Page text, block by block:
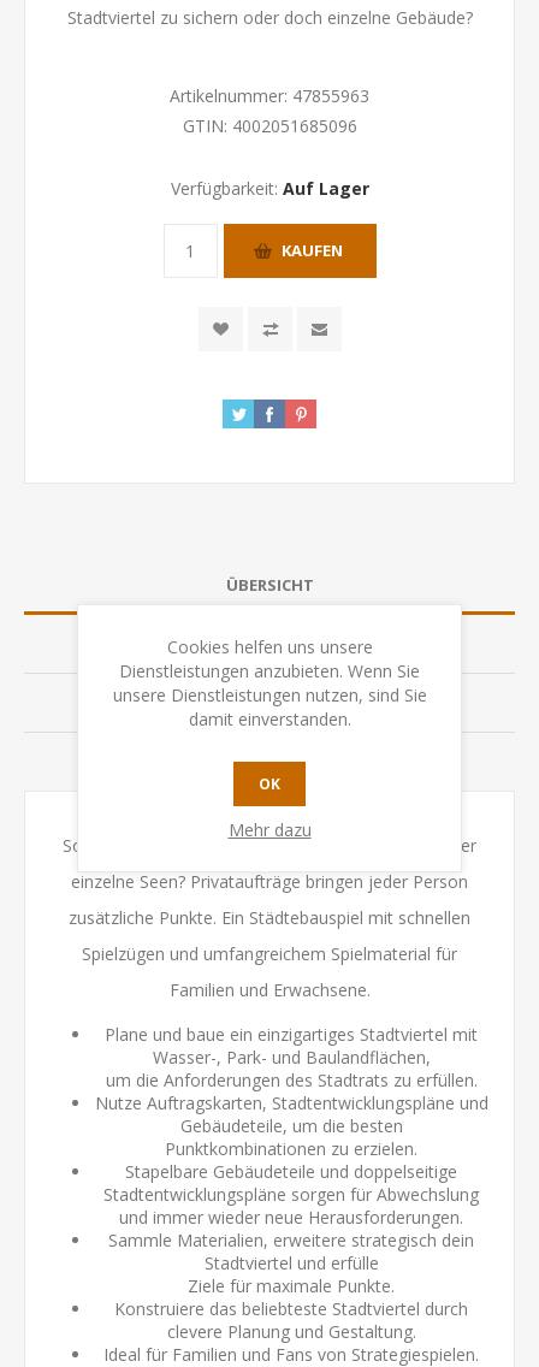
Stadtviertel zu sichern oder doch einzelne Gebäude?
Artikelnummer: 47855963
GTIN: 4002051685096
Verfügbarkeit: Auf Lager
KAUFEN
ÜBERSICHT
SPEZIFIKATION
BEWERTUNGEN
KONTAKTIEREN SIE UNS
Soll ein grosser Park mit Attraktionen entstehen oder
einzelne Seen? Privataufträge bringen jeder Person
zusätzliche Punkte. Ein Städtebauspiel mit schnellen
Spielzügen und umfangreichem Spielmaterial für
Familien und Erwachsene.
Plane und baue ein einzigartiges Stadtviertel mit
Wasser-, Park- und Baulandflächen,
um die Anforderungen des Stadtrats zu erfüllen.
Nutze Auftragskarten, Stadtentwicklungspläne und
Gebäudeteile, um die besten
Punktkombinationen zu erzielen.
Stapelbare Gebäudeteile und doppelseitige
Stadtentwicklungspläne sorgen für Abwechslung
und immer wieder neue Herausforderungen.
Sammle Materialien, erweitere strategisch dein
Stadtviertel und erfülle
Ziele für maximale Punkte.
Konstruiere das beliebteste Stadtviertel durch
clevere Planung und Gestaltung.
Ideal für Familien und Fans von Strategiespielen.
Cookies helfen uns unsere
Dienstleistungen anzubieten. Wenn Sie
unsere Dienstleistungen nutzen, sind Sie
damit einverstanden.
OK
Mehr dazu